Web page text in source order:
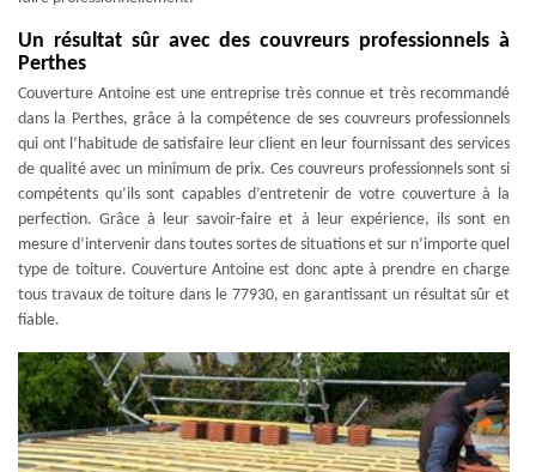
Un résultat sûr avec des couvreurs professionnels à
Perthes
Couverture Antoine est une entreprise très connue et très recommandé
dans la Perthes, grâce à la compétence de ses couvreurs professionnels
qui ont l’habitude de satisfaire leur client en leur fournissant des services
de qualité avec un minimum de prix. Ces couvreurs professionnels sont si
compétents qu’ils sont capables d’entretenir de votre couverture à la
perfection. Grâce à leur savoir-faire et à leur expérience, ils sont en
mesure d’intervenir dans toutes sortes de situations et sur n’importe quel
type de toiture. Couverture Antoine est donc apte à prendre en charge
tous travaux de toiture dans le 77930, en garantissant un résultat sûr et
fiable.